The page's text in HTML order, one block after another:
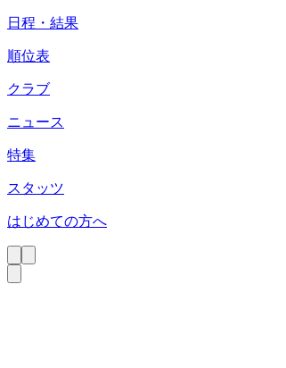
日程・結果
順位表
クラブ
ニュース
特集
スタッツ
はじめての方へ